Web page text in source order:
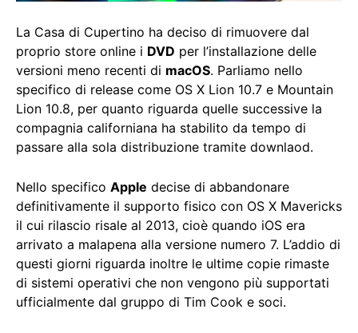
La Casa di Cupertino ha deciso di rimuovere dal
proprio store online i DVD per l’installazione delle
versioni meno recenti di macOS. Parliamo nello
specifico di release come OS X Lion 10.7 e Mountain
Lion 10.8, per quanto riguarda quelle successive la
compagnia californiana ha stabilito da tempo di
passare alla sola distribuzione tramite downlaod.
Nello specifico Apple decise di abbandonare
definitivamente il supporto fisico con OS X Mavericks
il cui rilascio risale al 2013, cioè quando iOS era
arrivato a malapena alla versione numero 7. L’addio di
questi giorni riguarda inoltre le ultime copie rimaste
di sistemi operativi che non vengono più supportati
ufficialmente dal gruppo di Tim Cook e soci.